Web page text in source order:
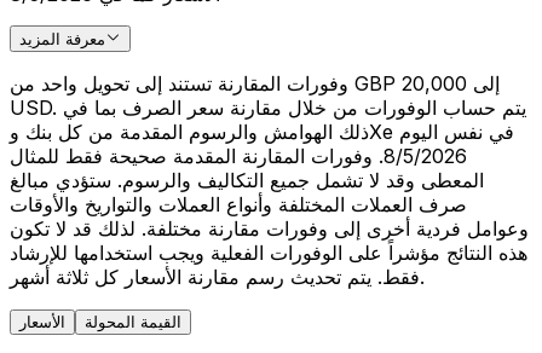
معرفة المزيد
وفورات المقارنة تستند إلى تحويل واحد من GBP 20,000 إلى
USD. يتم حساب الوفورات من خلال مقارنة سعر الصرف بما في
ذلك الهوامش والرسوم المقدمة من كل بنك وXe في نفس اليوم
8/5/2026. وفورات المقارنة المقدمة صحيحة فقط للمثال
المعطى وقد لا تشمل جميع التكاليف والرسوم. ستؤدي مبالغ
صرف العملات المختلفة وأنواع العملات والتواريخ والأوقات
وعوامل فردية أخرى إلى وفورات مقارنة مختلفة. لذلك قد لا تكون
هذه النتائج مؤشراً على الوفورات الفعلية ويجب استخدامها للإرشاد
فقط. يتم تحديث رسم مقارنة الأسعار كل ثلاثة أشهر.
الأسعار القيمة المحولة